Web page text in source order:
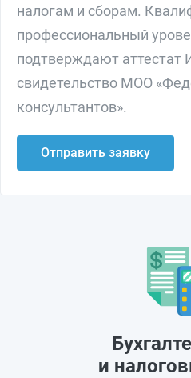
налогам и сборам.
профессиональный
подтверждают аттестат
свидетельство МОО
консультантов».
Отправить заявку
и